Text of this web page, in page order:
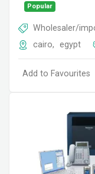
Popular
Wholesaler/
cairo, egypt
Add to Favourites